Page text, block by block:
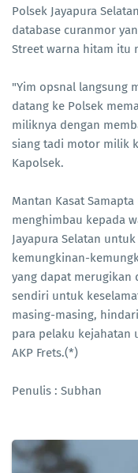
Polsek Jayapura
database curanmor
Street warna hitam itu
"Yim opsnal langsung
datang ke Polsek
miliknya dengan
siang tadi motor milik
Kapolsek.
Mantan Kasat
menghimbau kepada
Jayapura Selatan
kemungkinan-
yang dapat
sendiri untuk
masing-masing,
para pelaku kejahatan
AKP Frets.(*)
Penulis : Subhan